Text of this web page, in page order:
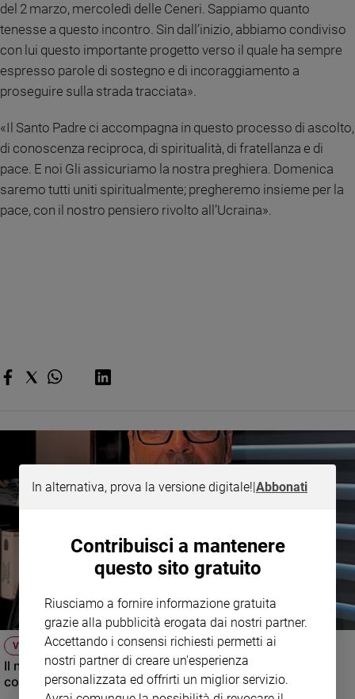
Sanremo
2026
Cinema,
e
streaming
Famiglia
ed
educazione
giovani
Video
Privacy
del 2 marzo, mercoledì delle Ceneri. Sappiamo quanto
tenesse a questo incontro. Sin dall’inizio, abbiamo condiviso
con lui questo importante progetto verso il quale ha sempre
espresso parole di sostegno e di incoraggiamento a
proseguire sulla strada tracciata».
«Il Santo Padre ci accompagna in questo processo di ascolto,
di conoscenza reciproca, di spiritualità, di fratellanza e di
pace. E noi Gli assicuriamo la nostra preghiera. Domenica
saremo tutti uniti spiritualmente; pregheremo insieme per la
pace, con il nostro pensiero rivolto all’Ucraina».
VIDEO
Il nuovo numero di Famiglia Cristiana raccontato dal
condirettore.
In alternativa, prova la versione digitale!|Abbonati
Contribuisci a mantenere
questo sito gratuito
Riusciamo a fornire informazione gratuita
grazie alla pubblicità erogata dai nostri partner.
Accettando i consensi richiesti permetti ai
nostri partner di creare un'esperienza
personalizzata ed offrirti un miglior servizio.